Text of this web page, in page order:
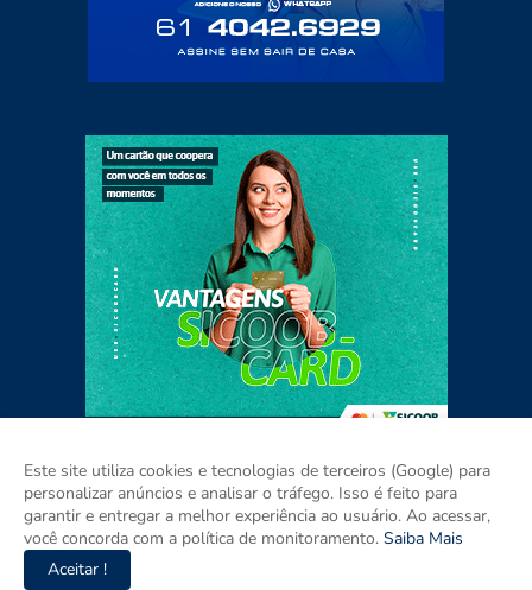
Copyright ©
Home Sobre Contato Mídia Kit
Este site utiliza cookies e tecnologias de terceiros (Google) para
personalizar anúncios e analisar o tráfego. Isso é feito para
garantir e entregar a melhor experiência ao usuário. Ao acessar,
você concorda com a política de monitoramento. Saiba Mais
Aceitar !